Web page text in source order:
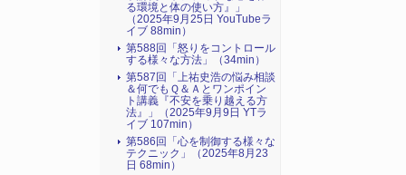
る環境と体の使い方』​」
（2025年9月25日 YouTubeラ
イブ 88min）
第588回「怒りをコントロール
する様々な方法」（34min）
第587回「上祐史浩の悩み相談
＆何でもＱ＆Ａとワンポイン
ト講義『不安を乗り越える方
法』​」（2025年9月9日 YTラ
イブ 107min）
第586回「心を制御する様々な
テクニック」（2025年8月23
日 68min）